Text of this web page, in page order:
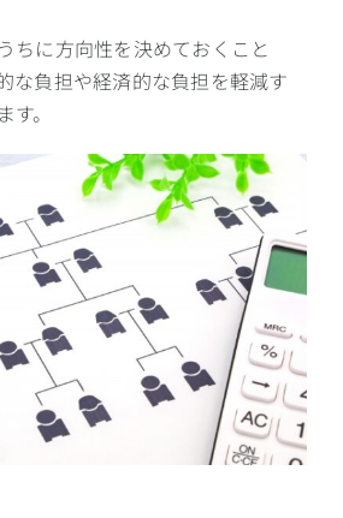
ちに方向性を決めておくこと
な負担や経済的な負担を軽減す
。